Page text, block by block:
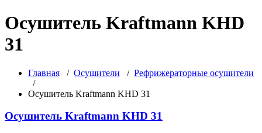
Осушитель Kraftmann KHD
31
Главная / Осушители / Рефрижераторные осушители
/
Осушитель Kraftmann KHD 31
Осушитель Kraftmann KHD 31